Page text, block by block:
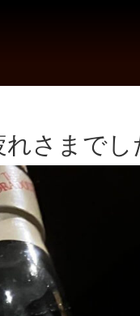
さまでし